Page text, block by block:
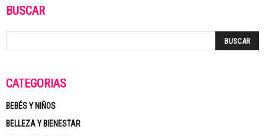
BUSCAR
CATEGORÍAS
BEBÉS Y NIÑOS
BELLEZA Y BIENESTAR